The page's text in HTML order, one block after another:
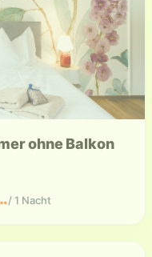
ohne Balkon
/ 1 Nacht